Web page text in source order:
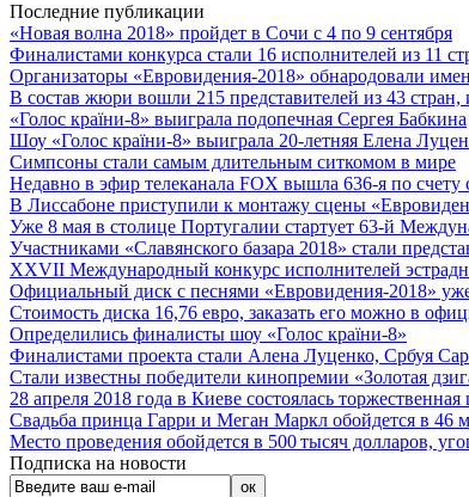
Последние публикации
«Новая волна 2018» пройдет в Сочи с 4 по 9 сентября
Финалистами конкурса стали 16 исполнителей из 11
Организаторы «Евровидения-2018» обнародовали
В состав жюри вошли 215 представителей из 43
«Голос країни-8» выиграла подопечная Сергея Бабкина
Шоу «Голос країни-8» выиграла 20-летняя Елена
Симпсоны стали самым длительным ситкомом в мире
Недавно в эфир телеканала FOX вышла 636-я по
В Лиссабоне приступили к монтажу сцены
Уже 8 мая в столице Португалии стартует 63-й
Участниками «Славянского базара 2018» стали
XXVII Международный конкурс исполнителей
Официальный диск с песнями «Евровидения-2018»
Стоимость диска 16,76 евро, заказать его можно в
Определились финалисты шоу «Голос країни-8»
Финалистами проекта стали Алена Луценко, Србуя
Стали известны победители кинопремии «Золотая
28 апреля 2018 года в Киеве состоялась
Свадьба принца Гарри и Меган Маркл обойдется в 46
Место проведения обойдется в 500 тысяч долларов,
Подписка на новости